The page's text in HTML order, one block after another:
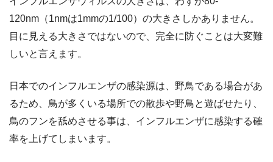
120nm（1nmは1mmの1/100）の大きさしかありません。
目に見える大きさではないので、完全に防ぐことは大変難
しいと言えます。
日本でのインフルエンザの感染源は、野鳥である場合があ
るため、鳥が多くいる場所での散歩や野鳥と遊ばせたり、
鳥のフンを舐めさせる事は、インフルエンザに感染する確
率を上げてしまいます。